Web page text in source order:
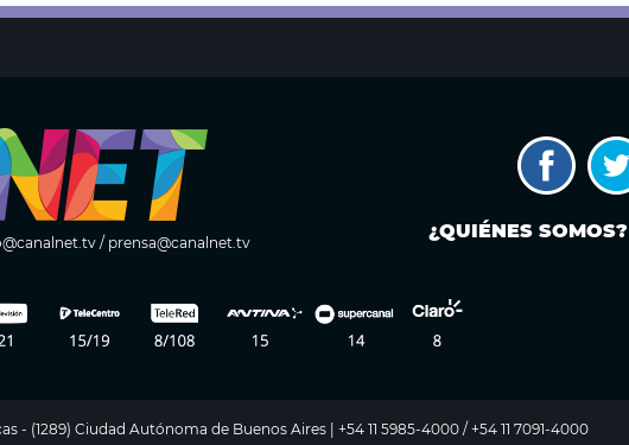
/ prensa@canalnet.tv ¿QUIÉNES SOMOS?
- (1289) Ciudad Autónoma de Buenos Aires | +54 11 5985-4000 / +54 11 7091-4000